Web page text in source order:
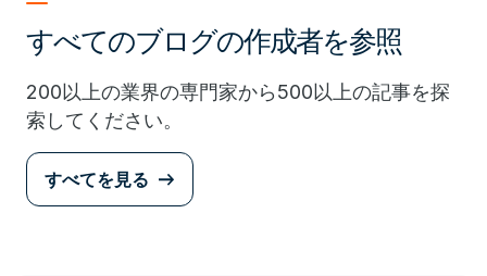
すべてのブログの作成者を参照
200以上の業界の専門家から500以上の記事を探
索してください。
すべてを見る